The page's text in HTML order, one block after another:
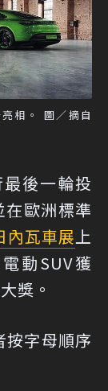
相。 圖／摘自
後一輪投
歐洲標準
內瓦車展 上
動SUV獲
獎。
按字母順序